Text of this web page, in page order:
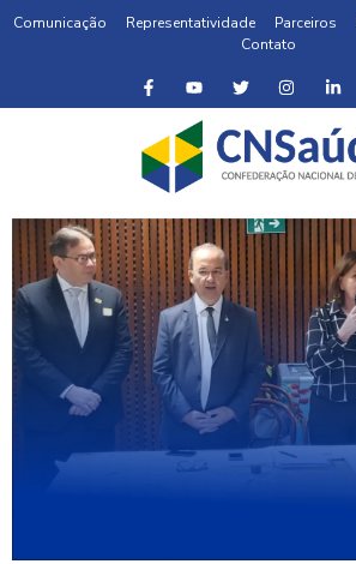
Comunicação Representatividade Parceiros
Contato